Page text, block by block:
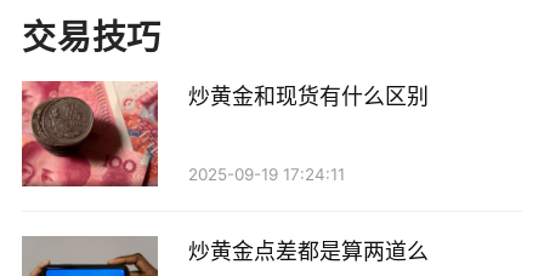
交易技巧
炒黄金和现货有什么区别
2025-09-19 17:24:11
炒黄金点差都是算两道么